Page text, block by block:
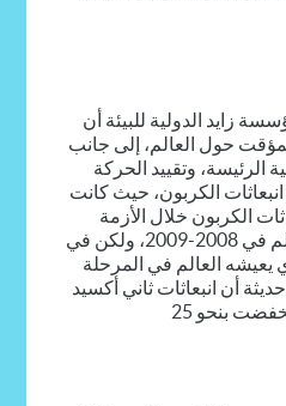
زايد الدولية للبيئة أن
حول العالم، إلى جانب
الرئيسة، وتقييد الحركة
الكربون، حيث كانت
الكربون خلال الأزمة
الاقتصادية التي شهدها العالم في 2008-2009، ولكن في
يعيشه العالم في المرحلة
أن انبعاثات ثاني أكسيد